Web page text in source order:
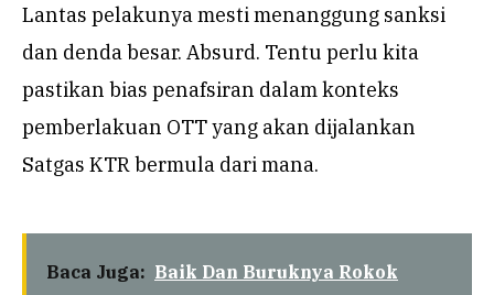
Lantas pelakunya mesti menanggung sanksi
dan denda besar. Absurd. Tentu perlu kita
pastikan bias penafsiran dalam konteks
pemberlakuan OTT yang akan dijalankan
Satgas KTR bermula dari mana.
Baca Juga: Baik Dan Buruknya Rokok